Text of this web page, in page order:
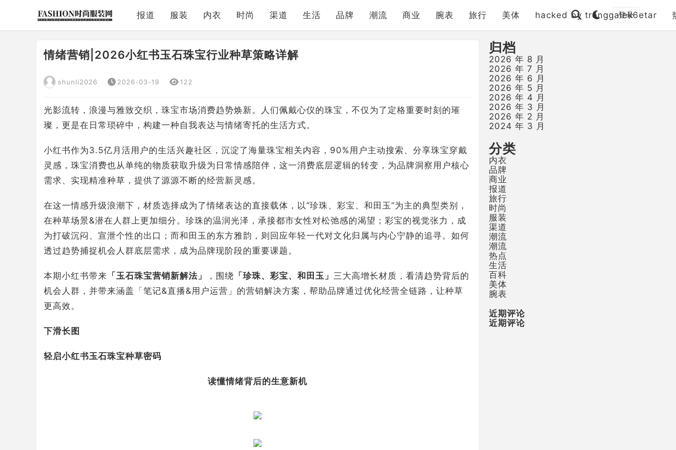
报道 服装 内衣 时尚 渠道 生活 品牌 潮流 商业 腕表 旅行 美体 hacked by trenggalek6etar
登录
情绪营销|2026小红书玉石珠宝行业种草策略详解
shunli2026 2026-03-19 122
光影流转，浪漫与雅致交织，珠宝市场消费趋势焕新。人们佩戴心仪的珠宝，不仅为了定格重要时刻的璀
璨，更是在日常琐碎中，构建一种自我表达与情绪寄托的生活方式。
小红书作为3.5亿月活用户的生活兴趣社区，沉淀了海量珠宝相关内容，90%用户主动搜索、分享珠宝穿戴
灵感，珠宝消费也从单纯的物质获取升级为日常情感陪伴，这一消费底层逻辑的转变，为品牌洞察用户核心
需求、实现精准种草，提供了源源不断的经营新灵感。
在这一情感升级浪潮下，材质选择成为了情绪表达的直接载体，以“珍珠、彩宝、和田玉”为主的典型类别，
在种草场景&潜在人群上更加细分。珍珠的温润光泽，承接都市女性对松弛感的渴望；彩宝的视觉张力，成
为打破沉闷、宣泄个性的出口；而和田玉的东方雅韵，则回应年轻一代对文化归属与内心宁静的追寻。如何
透过趋势捕捉机会人群底层需求，成为品牌现阶段的重要课题。
本期小红书带来 「玉石珠宝营销新解法」 ，围绕 「珍珠、彩宝、和田玉」 三大高增长材质，看清趋势背后的
机会人群，并带来涵盖「笔记&直播&用户运营」的营销解决方案，帮助品牌通过优化经营全链路，让种草
更高效。
下滑长图
轻启小红书玉石珠宝种草密码
读懂情绪背后的生意新机
归档
2026 年 8 月
2026 年 7 月
2026 年 6 月
2026 年 5 月
2026 年 4 月
2026 年 3 月
2026 年 2 月
2024 年 3 月
分类
内衣
品牌
商业
报道
旅行
时尚
服装
渠道
潮流
潮流
热点
生活
百科
美体
腕表
近期评论
近期评论